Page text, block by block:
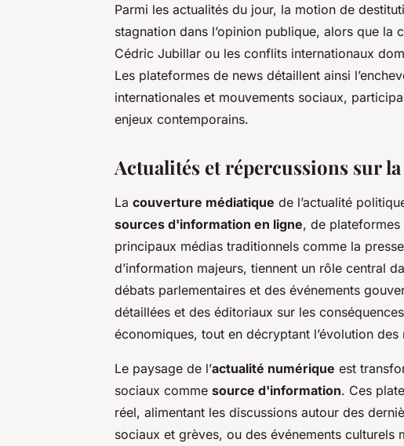
Parmi les actualités du jour, la motion de
stagnation dans l’opinion publique, alors que
Cédric Jubillar ou les conflits internationaux
Les plateformes de news détaillent ainsi
internationales et mouvements sociaux,
enjeux contemporains.
Actualités et répercussions sur
La couverture médiatique de l’actualité
sources d'information en ligne, de plateformes
principaux médias traditionnels comme la
d’information majeurs, tiennent un rôle central
débats parlementaires et des événements
détaillées et des éditoriaux sur les
économiques, tout en décryptant l’évolution
Le paysage de l’actualité numérique est
sociaux comme source d'information. Ces
réel, alimentant les discussions autour des
sociaux et grèves, ou des événements culturels